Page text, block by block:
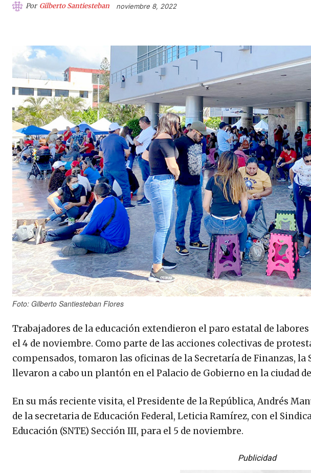
Por Gilberto Santiesteban noviembre 8, 2022
Foto: Gilberto Santiesteban Flores
Trabajadores de la educación extendieron el paro estatal de
el 4 de noviembre. Como parte de las acciones colectivas de
compensados, tomaron las oficinas de la Secretaría de Finanzas, la
llevaron a cabo un plantón en el Palacio de Gobierno en la ciudad de
En su más reciente visita, el Presidente de la República, Andrés
de la secretaria de Educación Federal, Leticia Ramírez, con el
Educación (SNTE) Sección III, para el 5 de noviembre.
Publicidad